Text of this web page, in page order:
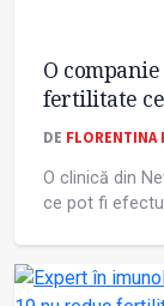
O
fertilitate
DE FLORENTINA
O clinică din
ce pot fi